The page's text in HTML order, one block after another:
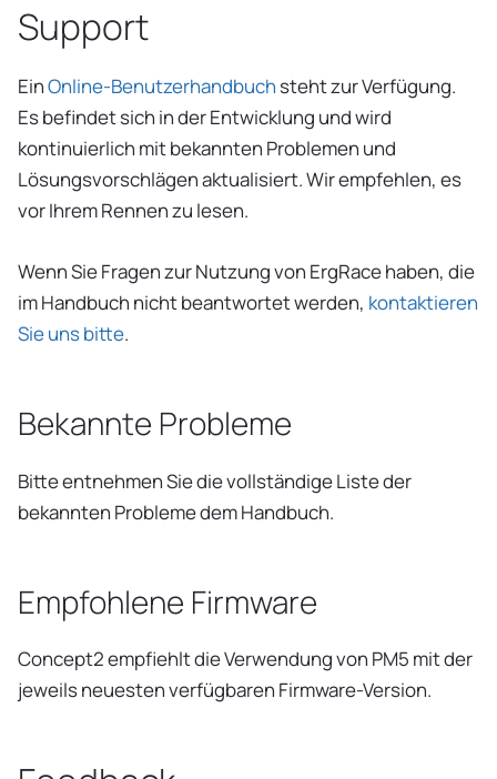
Support
EinOnline-Benutzerhandbuch steht zur Verfügung.
Es befindet sich in der Entwicklung und wird
kontinuierlich mit bekannten Problemen und
Lösungsvorschlägen aktualisiert. Wir empfehlen, es
vor Ihrem Rennen zu lesen.
Wenn Sie Fragen zur Nutzung von ErgRace haben, die
im Handbuch nicht beantwortet werden, kontaktieren
Sie uns bitte.
Bekannte Probleme
Bitte entnehmen Sie die vollständige Liste der
bekannten Probleme dem Handbuch.
Empfohlene Firmware
Concept2 empfiehlt die Verwendung von PM5 mit der
jeweils neuesten verfügbaren Firmware-Version.